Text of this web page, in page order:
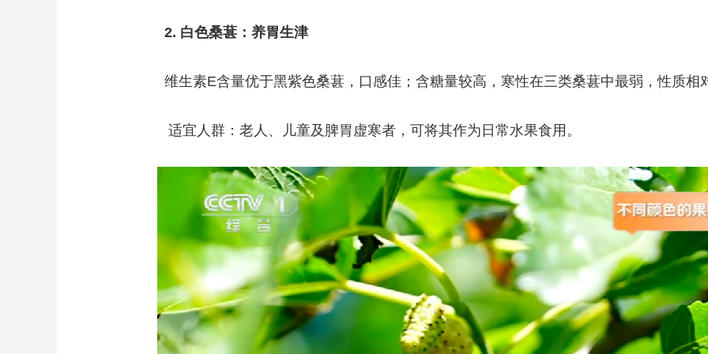
2. 白色桑葚：养胃生津
维生素E含量优于黑紫色桑葚，口感佳；含糖量较高，寒性在三类桑葚中最弱，性质相
适宜人群：老人、儿童及脾胃虚寒者，可将其作为日常水果食用。